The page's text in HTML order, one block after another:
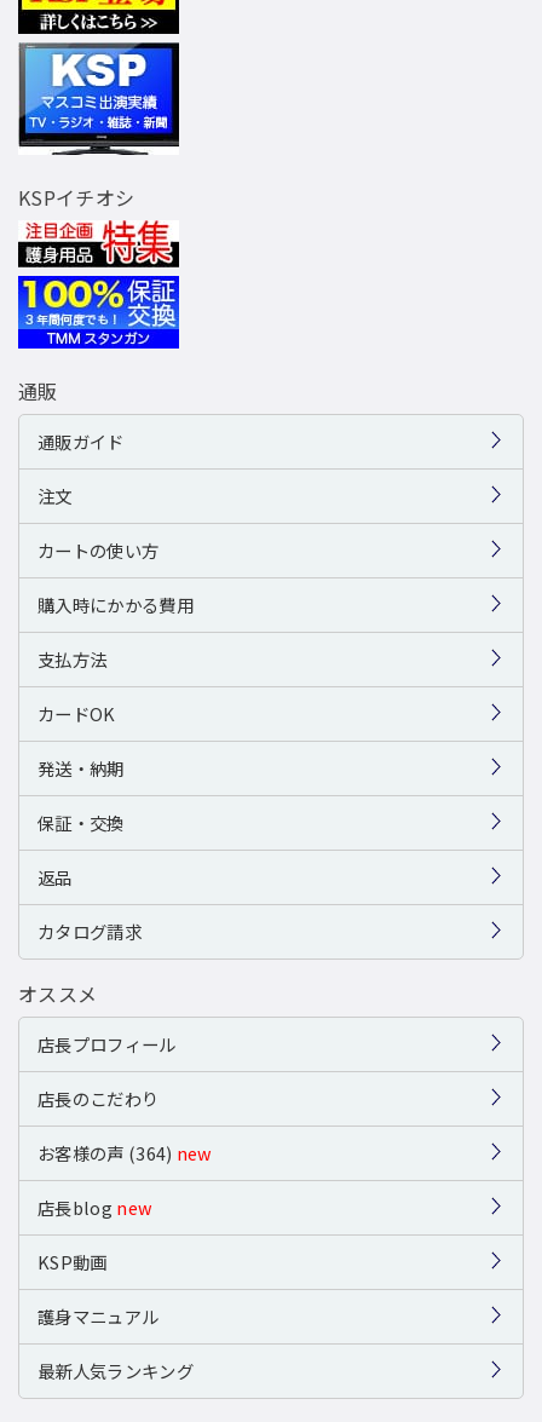
KSPイチオシ
通販
通販ガイド
注文
カートの使い方
購入時にかかる費用
支払方法
カードOK
発送・納期
保証・交換
返品
カタログ請求
オススメ
店長プロフィール
店長のこだわり
お客様の声 (364) new
店長blog new
KSP動画
護身マニュアル
最新人気ランキング